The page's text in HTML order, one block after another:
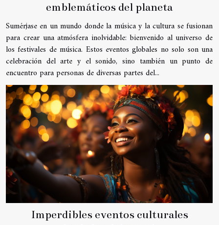
emblemáticos del planeta
Sumérjase en un mundo donde la música y la cultura se fusionan
para crear una atmósfera inolvidable: bienvenido al universo de
los festivales de música. Estos eventos globales no solo son una
celebración del arte y el sonido, sino también un punto de
encuentro para personas de diversas partes del...
Imperdibles eventos culturales